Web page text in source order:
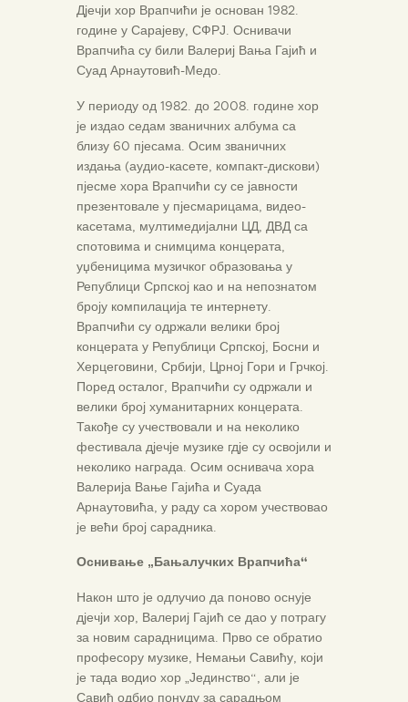
Дјечји хор Врапчићи је основан 1982.
године у Сарајеву, СФРЈ. Оснивачи
Врапчића су били Валериј Вања Гајић и
Суад Арнаутовић-Медо.
У периоду од 1982. до 2008. године хор
је издао седам званичних албума са
близу 60 пјесама. Осим званичних
издања (аудио-касете, компакт-дискови)
пјесме хора Врапчићи су се јавности
презентовале у пјесмарицама, видео-
касетама, мултимедијални ЦД, ДВД са
спотовима и снимцима концерата,
уџбеницима музичког образовања у
Републици Српској као и на непознатом
броју компилација те интернету.
Врапчићи су одржали велики број
концерата у Републици Српској, Босни и
Херцеговини, Србији, Црној Гори и Грчкој.
Поред осталог, Врапчићи су одржали и
велики број хуманитарних концерата.
Такође су учествовали и на неколико
фестивала дјечје музике гдје су освојили и
неколико награда. Осим оснивача хора
Валерија Вање Гајића и Суада
Арнаутовића, у раду са хором учествовао
је већи број сарадника.
Оснивање „Бањалучких Врапчића“
Након што је одлучио да поново оснује
дјечји хор, Валериј Гајић се дао у потрагу
за новим сарадницима. Прво се обратио
професору музике, Немањи Савићу, који
је тада водио хор „Јединство“, али је
Савић одбио понуду за сарадњом